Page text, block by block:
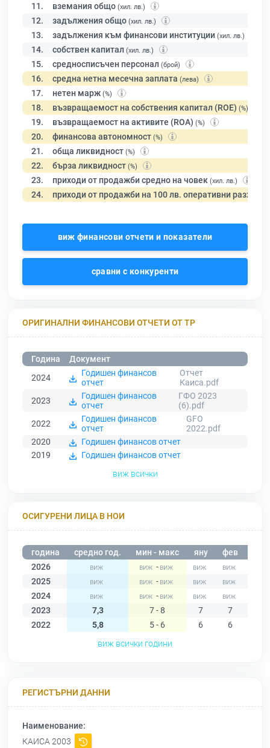
11. вземания общо (хил. лв.)
12. задължения общо (хил. лв.)
13. задължения към финансови институции (хил. лв.)
14. собствен капитал (хил. лв.)
15. средносписъчен персонал (брой)
16. средна нетна месечна заплата (лева)
17. нетен марж (%)
18. възвращаемост на собствения капитал (ROE) (%)
19. възвращаемост на активите (ROA) (%)
20. финансова автономност (%)
21. обща ликвидност (%)
22. бърза ликвидност (%)
23. приходи от продажби средно на човек (хил. лв.)
24. приходи от продажби на 100 лв. оперативни разходи
виж финансови отчети и показатели
сравни с конкуренти
ОРИГИНАЛНИ ФИНАНСОВИ ОТЧЕТИ ОТ ТР
Година
Документ
2024
Годишен финансов
отчет
Отчет
Каиса.pdf
2023
Годишен финансов
отчет
ГФО 2023
(6).pdf
2022
Годишен финансов
отчет
GFO
2022.pdf
2020
Годишен финансов отчет
2019
Годишен финансов отчет
виж всички
ОСИГУРЕНИ ЛИЦА В НОИ
година средно год. мин - макс яну фев
2026
-
2025
-
2024
-
2023
7,3 7 - 8 7 7
2022
5,8 5 - 6 6 6
виж всички години
РЕГИСТЪРНИ ДАННИ
Наименование:
КАИСА 2003